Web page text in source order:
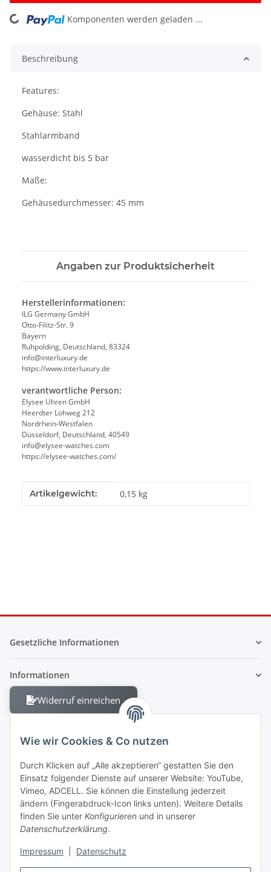
Wie wir Cookies & Co nutzen
Durch Klicken auf „Alle akzeptieren“ gestatten Sie den
Einsatz folgender Dienste auf unserer Website: YouTube,
Vimeo, ADCELL. Sie können die Einstellung jederzeit
ändern (Fingerabdruck-Icon links unten). Weitere Details
finden Sie unter Konfigurieren und in unserer
Datenschutzerklärung.
Impressum Datenschutz
Loading... Komponenten werden geladen ...
Beschreibung
Features:
Gehäuse: Stahl
Stahlarmband
wasserdicht bis 5 bar
Maße:
Gehäusedurchmesser: 45 mm
Angaben zur Produktsicherheit
Herstellerinformationen:
ILG Germany GmbH
Otto-Filitz-Str. 9
Bayern
Ruhpolding, Deutschland, 83324
info@interluxury.de
https://www.interluxury.de
verantwortliche Person:
Elysee Uhren GmbH
Heerdter Lohweg 212
Nordrhein-Westfalen
Düsseldorf, Deutschland, 40549
info@elysee-watches.com
https://elysee-watches.com/
Produkteigenschaft
Wert
Artikelgewicht: 0,15 kg
Gesetzliche Informationen
Informationen
Widerruf einreichen
Berliner Allee 38
13088 Berlin
Shop +49 30 4280 2070
Fax +49 30 4280 2071